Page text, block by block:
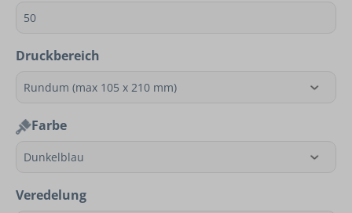
Druckbereich
Farbe
Veredelung